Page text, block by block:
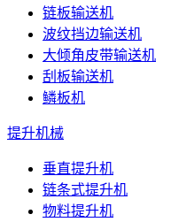
链板输送机
波纹挡边输送机
大倾角皮带输送机
刮板输送机
鳞板机
提升机械
垂直提升机
链条式提升机
物料提升机